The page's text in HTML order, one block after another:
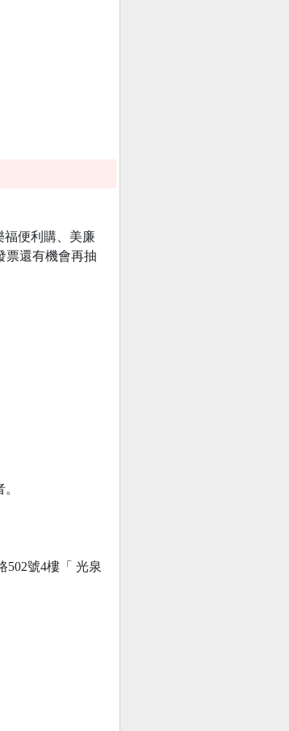
福便利購、美廉
票還有機會再抽
502號4樓「 光泉